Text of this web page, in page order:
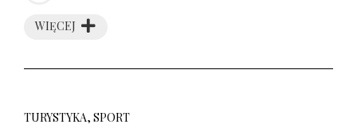
WIĘCEJ
TURYSTYKA, SPORT